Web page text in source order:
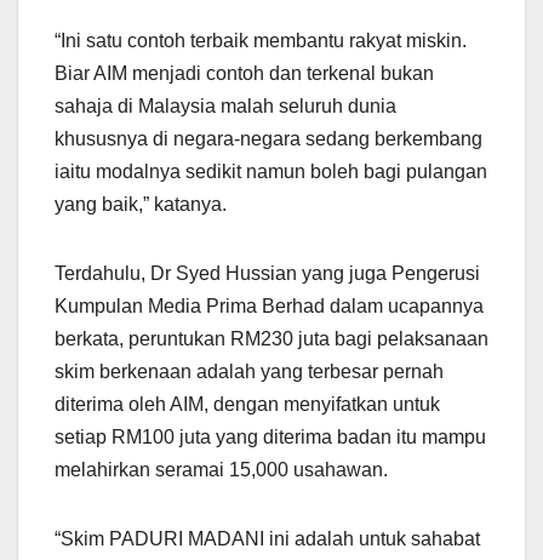
“Ini satu contoh terbaik membantu rakyat miskin.
Biar AIM menjadi contoh dan terkenal bukan
sahaja di Malaysia malah seluruh dunia
khususnya di negara-negara sedang berkembang
iaitu modalnya sedikit namun boleh bagi pulangan
yang baik,” katanya.
Terdahulu, Dr Syed Hussian yang juga Pengerusi
Kumpulan Media Prima Berhad dalam ucapannya
berkata, peruntukan RM230 juta bagi pelaksanaan
skim berkenaan adalah yang terbesar pernah
diterima oleh AIM, dengan menyifatkan untuk
setiap RM100 juta yang diterima badan itu mampu
melahirkan seramai 15,000 usahawan.
“Skim PADURI MADANI ini adalah untuk sahabat